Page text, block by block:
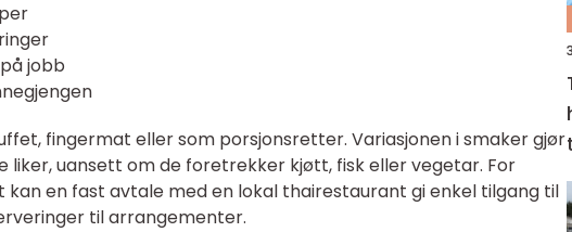
jobb
fingermat eller som porsjonsretter. Variasjonen i smaker gjør
liker, uansett om de foretrekker kjøtt, fisk eller vegetar. For
en fast avtale med en lokal thairestaurant gi enkel tilgang til
til arrangementer.